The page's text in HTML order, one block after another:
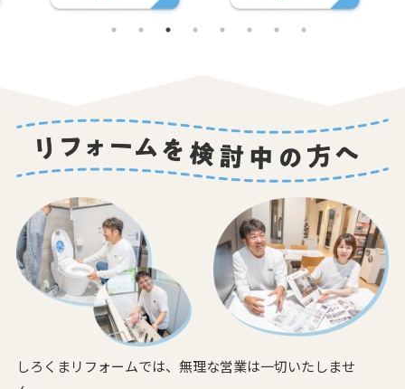
しろくまリフォームでは、無理な営業は一切いたしませ